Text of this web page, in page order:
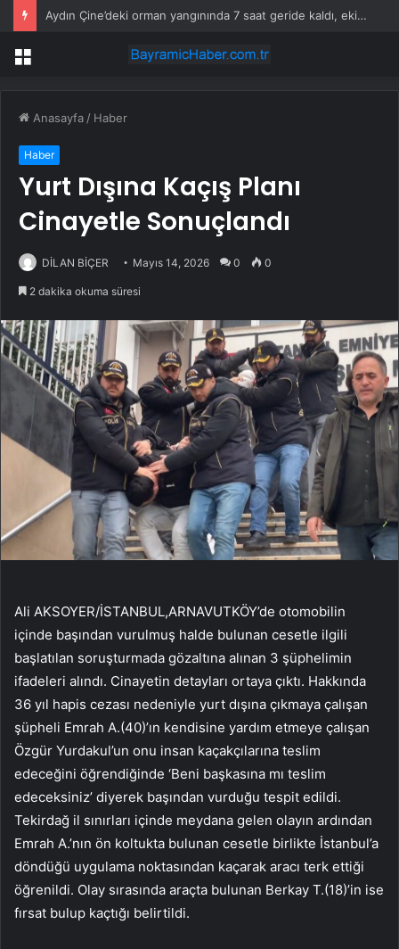
Aydın Çine’deki orman yangınında 7 saat geride kaldı, ekiplerin müdahalesi sürüyor
Menü
Anasayfa / Haber
Haber
Yurt Dışına Kaçış Planı
Cinayetle Sonuçlandı
DİLAN BİÇER Mayıs 14, 2026 0 0
2 dakika okuma süresi
Ali AKSOYER/İSTANBUL,ARNAVUTKÖY’de otomobilin
içinde başından vurulmuş halde bulunan cesetle ilgili
başlatılan soruşturmada gözaltına alınan 3 şüphelimin
ifadeleri alındı. Cinayetin detayları ortaya çıktı. Hakkında
36 yıl hapis cezası nedeniyle yurt dışına çıkmaya çalışan
şüpheli Emrah A.(40)’ın kendisine yardım etmeye çalışan
Özgür Yurdakul’un onu insan kaçakçılarına teslim
edeceğini öğrendiğinde ‘Beni başkasına mı teslim
edeceksiniz’ diyerek başından vurduğu tespit edildi.
Tekirdağ il sınırları içinde meydana gelen olayın ardından
Emrah A.’nın ön koltukta bulunan cesetle birlikte İstanbul’a
döndüğü uygulama noktasından kaçarak aracı terk ettiği
öğrenildi. Olay sırasında araçta bulunan Berkay T.(18)’in ise
fırsat bulup kaçtığı belirtildi.